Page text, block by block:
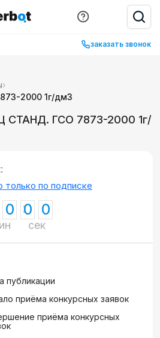
заказать звонок
›
2000 1г/дм3
СТАНД. ГСО 7873-2000 1г/
только по подписке
0 0 0
сек
публикации
приёма конкурсных заявок
приёма конкурсных